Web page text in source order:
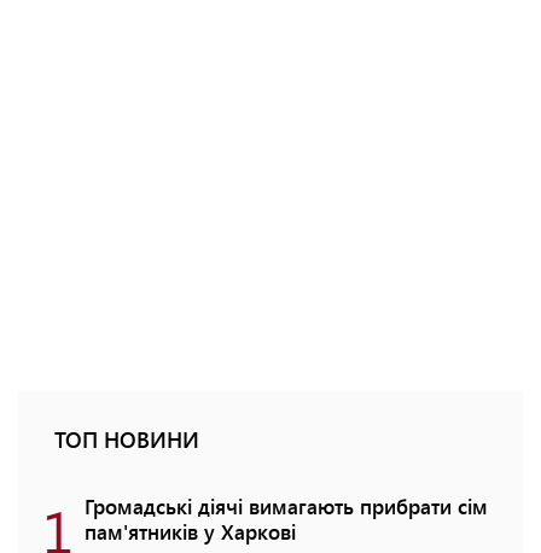
ТОП НОВИНИ
1 Громадські діячі вимагають прибрати сім
пам'ятників у Харкові